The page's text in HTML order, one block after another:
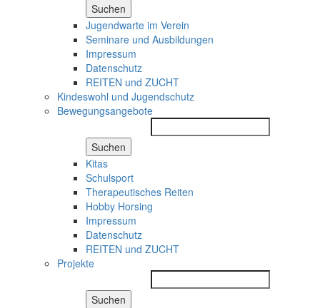
Suchen
Jugendwarte im Verein
Seminare und Ausbildungen
Impressum
Datenschutz
REITEN und ZUCHT
Kindeswohl und Jugendschutz
Bewegungsangebote
Suchen
Kitas
Schulsport
Therapeutisches Reiten
Hobby Horsing
Impressum
Datenschutz
REITEN und ZUCHT
Projekte
Suchen